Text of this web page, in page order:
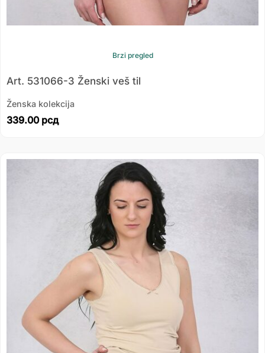
Brzi pregled
Art. 531066-3 Ženski veš til
Ženska kolekcija
339.00 рсд